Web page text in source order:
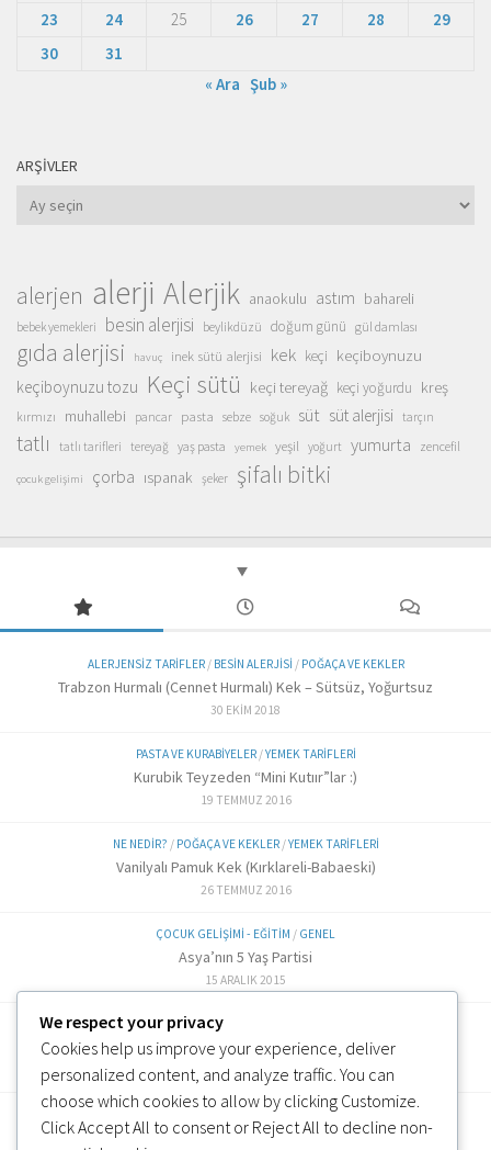
23
24 25 26 27 28
29
30
31
« Ara Şub »
ARŞIVLER
Arşivler
alerjen alerji Alerjik anaokulu astım bahareli
bebek yemekleri besin alerjisi beylikdüzü doğum günü gül damlası
gıda alerjisi havuç inek sütü alerjisi kek keçi keçiboynuzu
keçiboynuzu tozu Keçi sütü keçi tereyağ keçi yoğurdu kreş
kırmızı muhallebi pancar pasta sebze soğuk süt süt alerjisi tarçın
tatlı tatlı tarifleri tereyağ yaş pasta yemek yeşil yoğurt yumurta zencefil
çocuk gelişimi çorba ıspanak şeker şifalı bitki
ALERJENSIZ TARIFLER/ BESIN ALERJISI / POĞAÇA VE KEKLER
Trabzon Hurmalı (Cennet Hurmalı) Kek – Sütsüz, Yoğurtsuz
30 EKIM 2018
PASTA VE KURABIYELER/YEMEK TARIFLERI
Kurubik Teyzeden “Mini Kutıır”lar :)
19 TEMMUZ 2016
NE NEDIR? / POĞAÇA VE KEKLER/YEMEK TARIFLERI
Vanilyalı Pamuk Kek (Kırklareli-Babaeski)
26 TEMMUZ 2016
ÇOCUK GELIŞIMI - EĞITIM / GENEL
Asya’nın 5 Yaş Partisi
15 ARALIK 2015
ALTERNATIF TARIFLER
Labne Peynir Yapımı (6 ve üzeri)
3 OCAK 2019
We respect your privacy
Cookies help us improve your experience, deliver
personalized content, and analyze traffic. You can
choose which cookies to allow by clicking Customize
ClickAccept All to consent or Reject All to decline non-